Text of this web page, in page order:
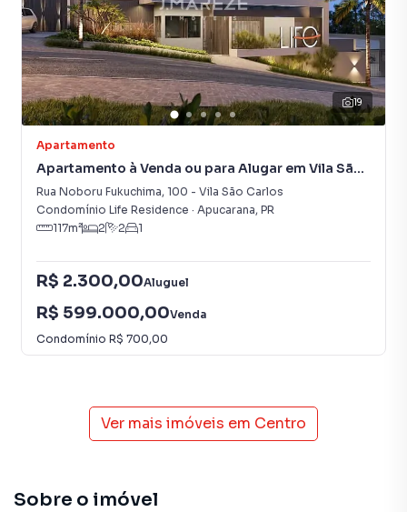
19
Apartamento
Apartamento à Venda ou para Alugar em Vila São
Carlos
Rua Noboru Fukuchima, 100 - Vila São Carlos
Condomínio Life Residence · Apucarana, PR
117m² 2 2 1
R$ 2.300,00Aluguel
R$ 599.000,00Venda
Condomínio R$ 700,00
Ver mais imóveis em Centro
Sobre o imóvel